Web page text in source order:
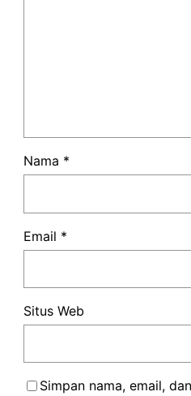
Nama *
Email *
Situs Web
Simpan nama, email,